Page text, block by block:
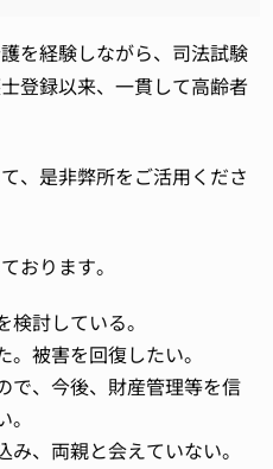
を経験しながら、司法試験
登録以来、一貫して高齢者
、是非弊所をご活用くださ
おります。
討している。
被害を回復したい。
で、今後、財産管理等を信
、両親と会えていない。